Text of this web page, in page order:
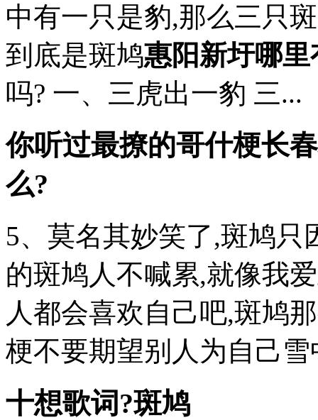
中有一只是豹,那么三只
到底是斑鸠惠阳新圩哪
吗? 一、三虎出一豹 三...
你听过最撩的哥什梗长
么?
5、莫名其妙笑了,斑鸠只
的斑鸠人不喊累,就像我
人都会喜欢自己吧,斑鸠
梗不要期望别人为自己雪
十想歌词?斑鸠